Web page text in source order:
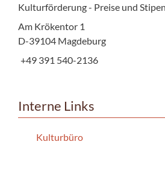
Kulturförderung - Preise und
Am Krökentor 1
D-39104 Magdeburg
+49 391 540-2136
Interne Links
Kulturbüro